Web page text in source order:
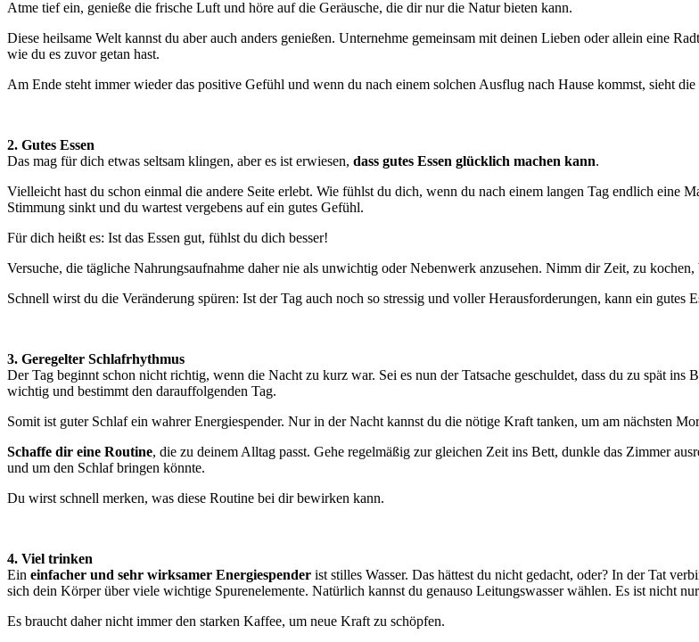
Atme tief ein, genieße die frische Luft und höre auf die Geräusche, die dir nur die Natur bieten kann.
Diese heilsame Welt kannst du aber auch anders genießen. Unternehme gemeinsam mit deinen Lieben oder allein eine
wie du es zuvor getan hast.
Am Ende steht immer wieder das positive Gefühl und wenn du nach einem solchen Ausflug nach Hause kommst, sieht
2. Gutes Essen
Das mag für dich etwas seltsam klingen, aber es ist erwiesen, dass gutes Essen glücklich machen kann.
Vielleicht hast du schon einmal die andere Seite erlebt. Wie fühlst du dich, wenn du nach einem langen Tag endlich eine
Stimmung sinkt und du wartest vergebens auf ein gutes Gefühl.
Für dich heißt es: Ist das Essen gut, fühlst du dich besser!
Versuche, die tägliche Nahrungsaufnahme daher nie als unwichtig oder Nebenwerk anzusehen. Nimm dir Zeit, zu
Schnell wirst du die Veränderung spüren: Ist der Tag auch noch so stressig und voller Herausforderungen, kann ein gutes
3. Geregelter Schlafrhythmus
Der Tag beginnt schon nicht richtig, wenn die Nacht zu kurz war. Sei es nun der Tatsache geschuldet, dass du zu spät
wichtig und bestimmt den darauffolgenden Tag.
Somit ist guter Schlaf ein wahrer Energiespender. Nur in der Nacht kannst du die nötige Kraft tanken, um am nächsten
Schaffe dir eine Routine, die zu deinem Alltag passt. Gehe regelmäßig zur gleichen Zeit ins Bett, dunkle das Zimmer
und um den Schlaf bringen könnte.
Du wirst schnell merken, was diese Routine bei dir bewirken kann.
4. Viel trinken
Ein einfacher und sehr wirksamer Energiespender ist stilles Wasser. Das hättest du nicht gedacht, oder? In der Tat
sich dein Körper über viele wichtige Spurenelemente. Natürlich kannst du genauso Leitungswasser wählen. Es ist nicht
Es braucht daher nicht immer den starken Kaffee, um neue Kraft zu schöpfen.